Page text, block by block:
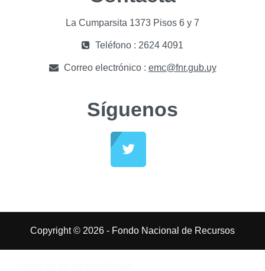
La Cumparsita 1373 Pisos 6 y 7
Teléfono : 2624 4091
Correo electrónico : emc@fnr.gub.uy
Síguenos
Copyright © 2026 - Fondo Nacional de Recursos